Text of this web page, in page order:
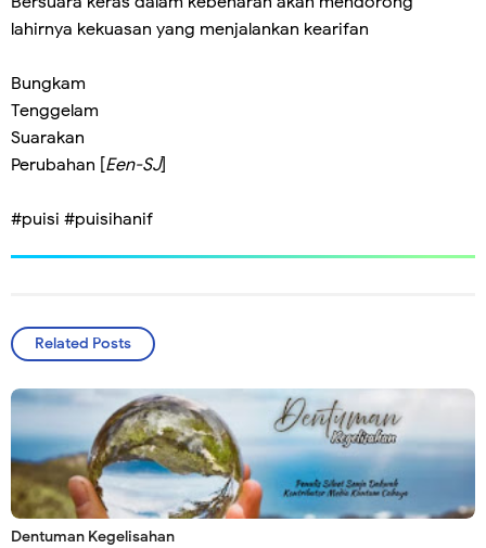
lahirnya kekuasan yang menjalankan kearifan
Bungkam
Tenggelam
Suarakan
Perubahan [Een-SJ]
#puisi #puisihanif
Related Posts
Dentuman Kegelisahan